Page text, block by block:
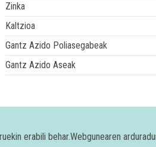
Zinka
Kaltzioa
Gantz Azido Poliasegabeak
Gantz Azido Aseak
erabili behar.Webgunearen